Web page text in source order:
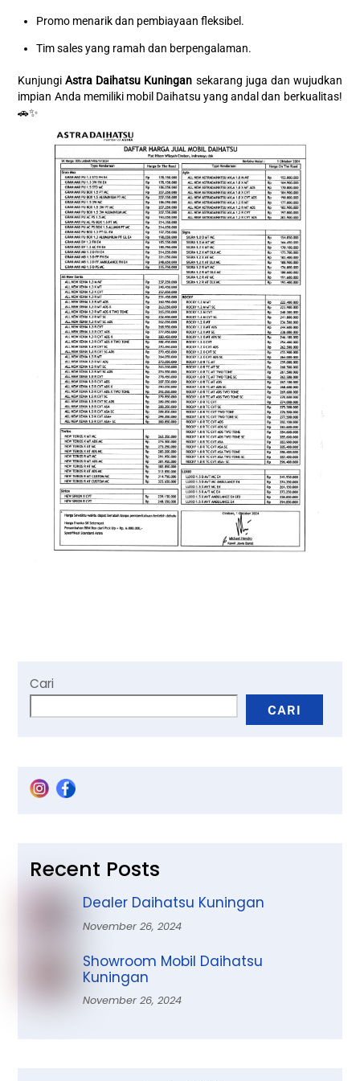
Promo menarik dan pembiayaan fleksibel.
Tim sales yang ramah dan berpengalaman.
KunjungiAstra Daihatsu Kuningan sekarang juga dan wujudkan
impian Anda memiliki mobil Daihatsu yang andal dan berkualitas!
🚗✨
Cari
CARI
Recent Posts
Dealer Daihatsu Kuningan
November 26, 2024
Showroom Mobil Daihatsu
Kuningan
November 26, 2024